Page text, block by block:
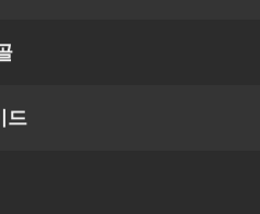
드